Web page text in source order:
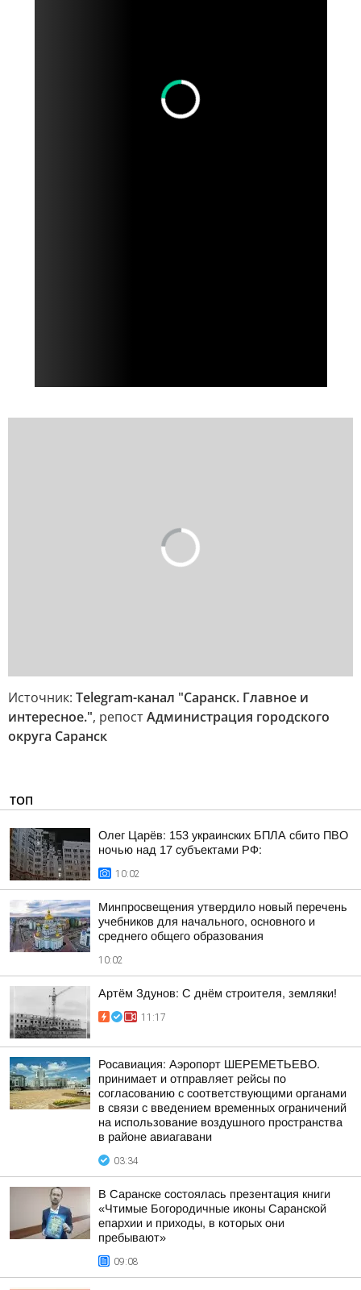
Источник: Telegram-канал "Саранск. Главное и
интересное.", репостАдминистрация городского
округа Саранск
ТОП
Олег Царёв: 153 украинских БПЛА сбито ПВО
ночью над 17 субъектами РФ:
10:02
Минпросвещения утвердило новый перечень
учебников для начального, основного и
среднего общего образования
10:02
Артём Здунов: С днём строителя, земляки!
11:17
Росавиация: Аэропорт ШЕРЕМЕТЬЕВО.
принимает и отправляет рейсы по
согласованию с соответствующими органами
в связи с введением временных ограничений
на использование воздушного пространства
в районе авиагавани
03:34
В Саранске состоялась презентация книги
«Чтимые Богородичные иконы Саранской
епархии и приходы, в которых они
пребывают»
09:08